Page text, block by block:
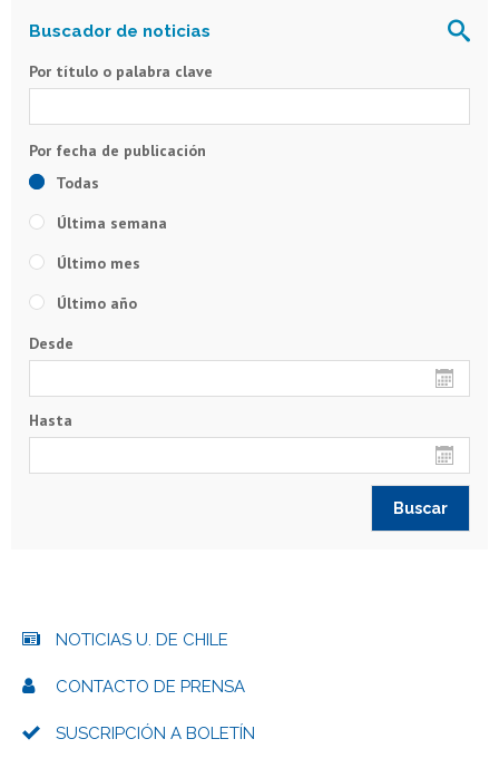
Por título o palabra clave
Todas
Última semana
Último mes
Último año
Desde
Hasta
NOTICIAS U. DE CHILE
CONTACTO DE PRENSA
SUSCRIPCIÓN A BOLETÍN